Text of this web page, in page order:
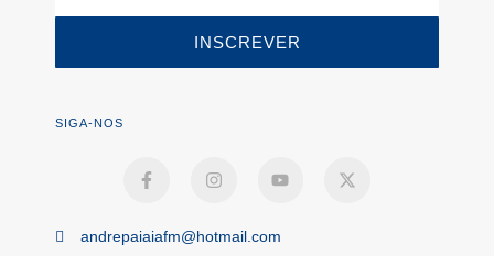
INSCREVER
SIGA-NOS
andrepaiaiafm@hotmail.com